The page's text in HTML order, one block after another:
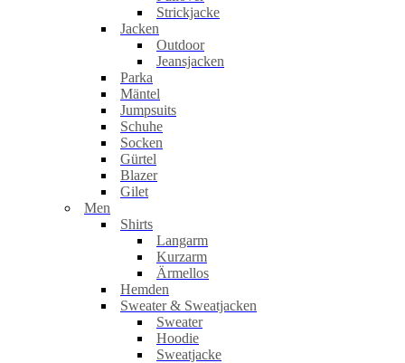
Strickjacke
Jacken
Outdoor
Jeansjacken
Parka
Mäntel
Jumpsuits
Schuhe
Socken
Gürtel
Blazer
Gilet
Men
Shirts
Langarm
Kurzarm
Ärmellos
Hemden
Sweater & Sweatjacken
Sweater
Hoodie
Sweatjacke